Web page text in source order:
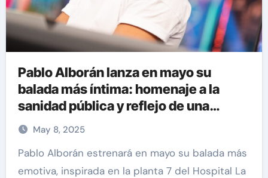
Pablo Alborán lanza en mayo su
balada más íntima: homenaje a la
sanidad pública y reflejo de una
experiencia personal en la planta 7
del Hospital La Fe
May 8, 2025
Pablo Alborán estrenará en mayo su balada más
emotiva, inspirada en la planta 7 del Hospital La